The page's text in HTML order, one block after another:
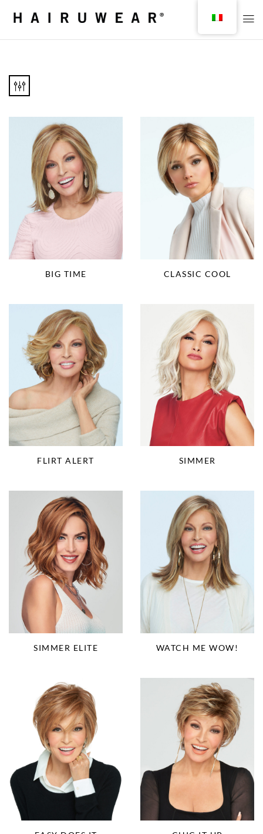
BIG TIME CLASSIC COOL
FLIRT ALERT SIMMER
SIMMER ELITE WATCH ME WOW!